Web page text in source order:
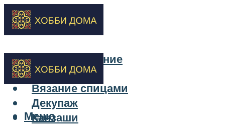
Бисероплетение
Вышивка
Вязание спицами
Декупаж
Канзаши
Меню